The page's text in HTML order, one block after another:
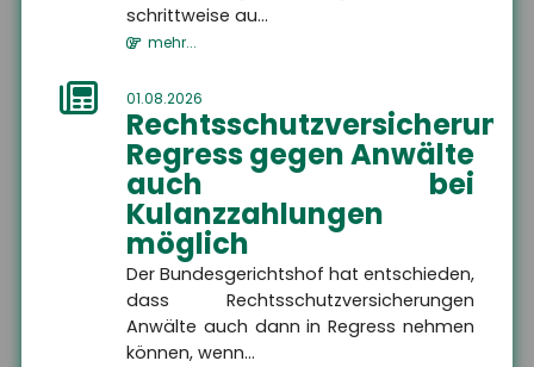
schrittweise au...
mehr...
01.08.2026
Rechtsschutzversicherung:
Regress gegen Anwälte
auch bei
Kulanzzahlungen
möglich
Der Bundesgerichtshof hat entschieden,
dass Rechtsschutzversicherungen
Anwälte auch dann in Regress nehmen
können, wenn...
Altersvorsorge
MEHR
Wir sind gerne für Sie da